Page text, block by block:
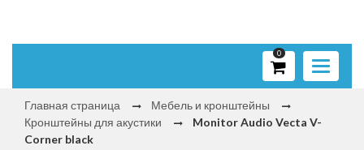
Toggle
0
Главная страница
Мебель и кронштейны
Кронштейны для акустики
Monitor Audio Vecta V-
Corner black